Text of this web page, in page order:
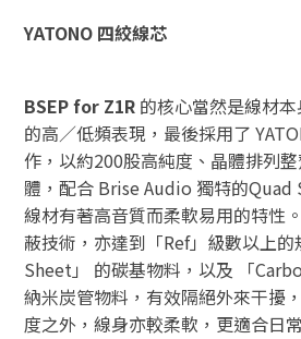
YATONO 四絞線芯
BSEP for Z1R 的核心當然是線材
的高／低頻表現，最後採用了
作，以約200股高純度、晶體排列
體，配合 Brise Audio 獨特的Quad
線材有著高音質而柔軟易用的特性
蔽技術，亦達到「Ref」級數以上的
Sheet」 的碳基物料，以及 「
納米炭管物料，有效隔絕外來干擾
度之外，線身亦較柔軟，更適合日